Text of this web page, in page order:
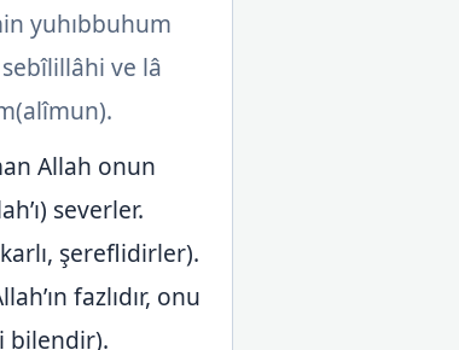
yuhıbbuhum
ve lâ
Allah onun
severler.
şereflidirler).
fazlıdır, onu
bilendir).